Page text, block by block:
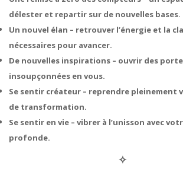
délester et repartir sur de nouvelles bases.
Un nouvel élan – retrouver l’énergie et la
nécessaires pour avancer.
De nouvelles inspirations – ouvrir des
insoupçonnées en vous.
Se sentir créateur – reprendre pleinement
de transformation.
Se sentir en vie – vibrer à l’unisson avec
profonde.
✧